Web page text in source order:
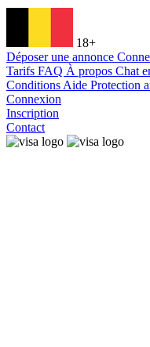
18+
Déposer une annonce
Tarifs FAQ À propos Chat
Conditions Aide Protection
Connexion
Inscription
Contact